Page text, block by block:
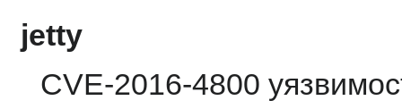
jetty
CVE-2016-4800